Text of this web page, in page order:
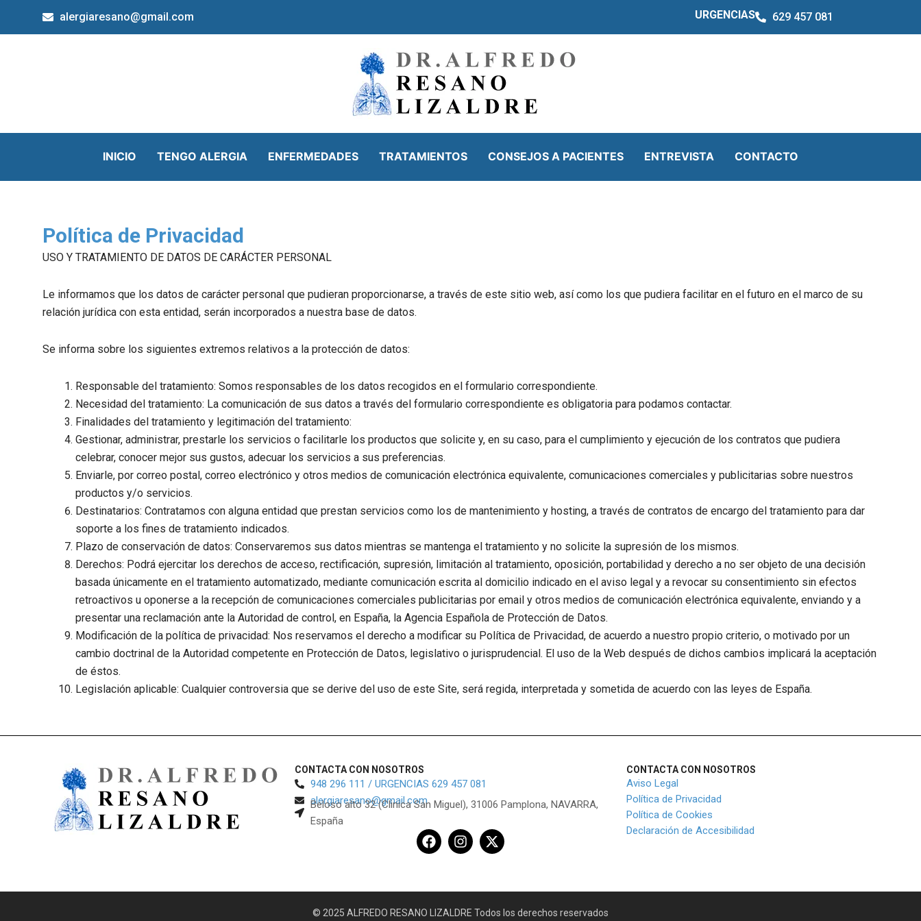
alergiaresano@gmail.com URGENCIAS 629 457 081
INICIO TENGO ALERGIA ENFERMEDADES TRATAMIENTOS CONSEJOS A PACIENTES ENTREVISTA CONTACTO
Política de Privacidad
USO Y TRATAMIENTO DE DATOS DE CARÁCTER PERSONAL
Le informamos que los datos de carácter personal que pudieran proporcionarse, a través de este sitio web, así como los que pudiera facilitar en el futuro en el marco de su
relación jurídica con esta entidad, serán incorporados a nuestra base de datos.
Se informa sobre los siguientes extremos relativos a la protección de datos:
Responsable del tratamiento: Somos responsables de los datos recogidos en el formulario correspondiente.
Necesidad del tratamiento: La comunicación de sus datos a través del formulario correspondiente es obligatoria para podamos contactar.
Finalidades del tratamiento y legitimación del tratamiento:
Gestionar, administrar, prestarle los servicios o facilitarle los productos que solicite y, en su caso, para el cumplimiento y ejecución de los contratos que pudiera
celebrar, conocer mejor sus gustos, adecuar los servicios a sus preferencias.
Enviarle, por correo postal, correo electrónico y otros medios de comunicación electrónica equivalente, comunicaciones comerciales y publicitarias sobre nuestros
productos y/o servicios.
Destinatarios: Contratamos con alguna entidad que prestan servicios como los de mantenimiento y hosting, a través de contratos de encargo del tratamiento para dar
soporte a los fines de tratamiento indicados.
Plazo de conservación de datos: Conservaremos sus datos mientras se mantenga el tratamiento y no solicite la supresión de los mismos.
Derechos: Podrá ejercitar los derechos de acceso, rectificación, supresión, limitación al tratamiento, oposición, portabilidad y derecho a no ser objeto de una decisión
basada únicamente en el tratamiento automatizado, mediante comunicación escrita al domicilio indicado en el aviso legal y a revocar su consentimiento sin efectos
retroactivos u oponerse a la recepción de comunicaciones comerciales publicitarias por email y otros medios de comunicación electrónica equivalente, enviando y a
presentar una reclamación ante la Autoridad de control, en España, la Agencia Española de Protección de Datos.
Modificación de la política de privacidad: Nos reservamos el derecho a modificar su Política de Privacidad, de acuerdo a nuestro propio criterio, o motivado por un
cambio doctrinal de la Autoridad competente en Protección de Datos, legislativo o jurisprudencial. El uso de la Web después de dichos cambios implicará la aceptación
de éstos.
Legislación aplicable: Cualquier controversia que se derive del uso de este Site, será regida, interpretada y sometida de acuerdo con las leyes de España.
CONTACTA CON NOSOTROS
948 296 111 / URGENCIAS 629 457 081
alergiaresano@gmail.com
Beloso alto 32 (Clinica San Miguel), 31006 Pamplona, NAVARRA,
España
F
a
b
I
n
a
X
-
i
CONTACTA CON NOSOTROS
Aviso Legal
Política de Privacidad
Política de Cookies
Declaración de Accesibilidad
© 2025 ALFREDO RESANO LIZALDRE Todos los derechos reservados